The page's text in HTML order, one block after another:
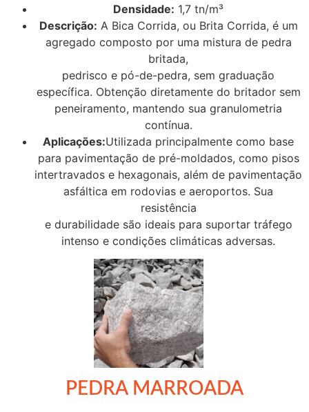
Densidade: 1,7 tn/m³
Descrição: A Bica Corrida, ou Brita Corrida, é um
agregado composto por uma mistura de pedra
britada,
pedrisco e pó-de-pedra, sem graduação
específica. Obtenção diretamente do britador sem
peneiramento, mantendo sua granulometria
contínua.
Aplicações:Utilizada principalmente como base
para pavimentação de pré-moldados, como pisos
intertravados e hexagonais, além de pavimentação
asfáltica em rodovias e aeroportos. Sua
resistência
e durabilidade são ideais para suportar tráfego
intenso e condições climáticas adversas.
PEDRA MARROADA